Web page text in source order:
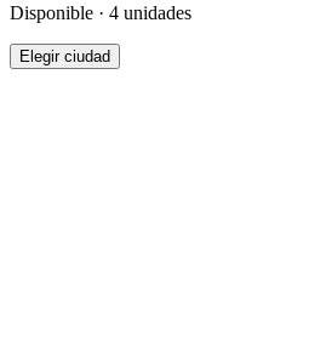
Disponible · 4 unidades
Elegir ciudad